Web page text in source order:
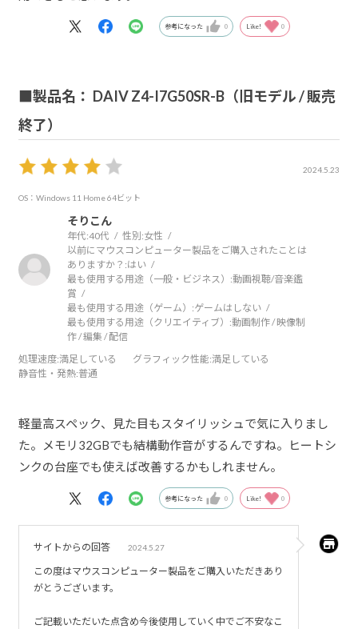
参考になった 0 Like! 0
■製品名： DAIV Z4-I7G50SR-B（旧モデル / 販売
終了）
2024.5.23
OS：Windows 11 Home 64ビット
そりこん
年代:40代 性別:女性
以前にマウスコンピューター製品をご購入されたことは
ありますか？:はい
最も使用する用途（一般・ビジネス）:動画視聴/音楽鑑
賞
最も使用する用途（ゲーム）:ゲームはしない
最も使用する用途（クリエイティブ）:動画制作 / 映像制
作 / 編集 / 配信
処理速度:満足している グラフィック性能:満足している
静音性・発熱:普通
軽量高スペック、見た目もスタイリッシュで気に入りまし
た。メモリ32GBでも結構動作音がするんですね。ヒートシ
ンクの台座でも使えば改善するかもしれません。
参考になった 0 Like! 0
サイトからの回答 2024.5.27
この度はマウスコンピューター製品をご購入いただきあり
がとうございます。
ご記載いただいた点含め今後使用していく中でご不安なこ